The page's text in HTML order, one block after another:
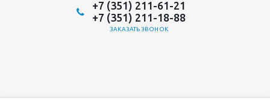
+7 (351) 211-61-21
+7 (351) 211-18-88
ЗАКАЗАТЬ ЗВОНОК